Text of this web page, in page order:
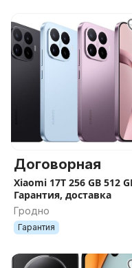
Договорная
Xiaomi 17T 256 GB 512
Гарантия, доставка
Гродно
Гарантия